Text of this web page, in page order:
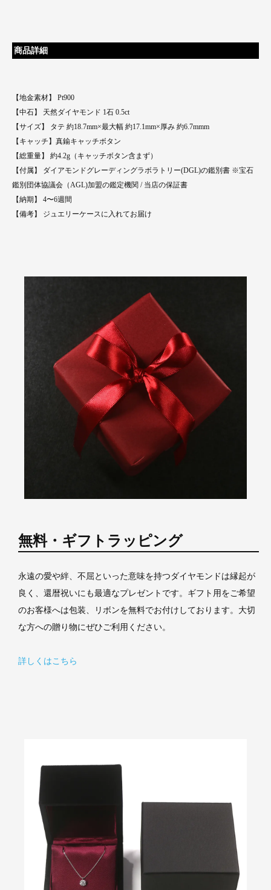
商品詳細
【地金素材】 Pt900
【中石】 天然ダイヤモンド 1石 0.5ct
【サイズ】 タテ 約18.7mm×最大幅 約17.1mm×厚み 約6.7mmm
【キャッチ】真鍮キャッチボタン
【総重量】 約4.2g（キャッチボタン含まず）
【付属】 ダイアモンドグレーディングラボラトリー(DGL)の鑑別書 ※宝石
鑑別団体協議会（AGL)加盟の鑑定機関 / 当店の保証書
【納期】 4〜6週間
【備考】 ジュエリーケースに入れてお届け
無料・ギフトラッピング
永遠の愛や絆、不屈といった意味を持つダイヤモンドは縁起が
良く、還暦祝いにも最適なプレゼントです。ギフト用をご希望
のお客様へは包装、リボンを無料でお付けしております。大切
な方への贈り物にぜひご利用ください。
詳しくはこちら